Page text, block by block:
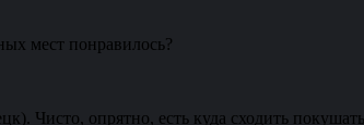
мест понравилось?
опрятно, есть куда сходить